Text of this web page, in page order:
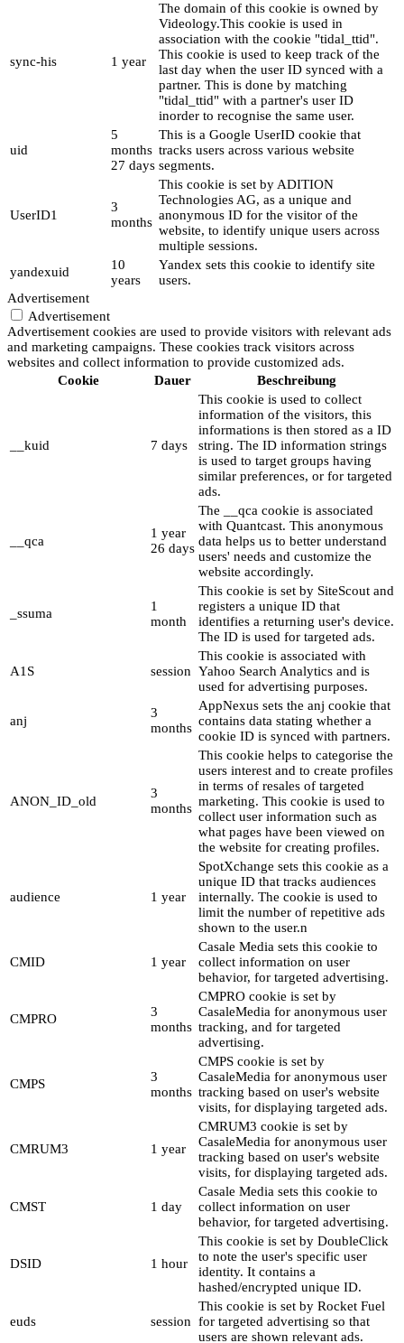
sync-his 1 year
The domain of this cookie is owned by
Videology.This cookie is used in
association with the cookie "tidal_ttid".
This cookie is used to keep track of the
last day when the user ID synced with a
partner. This is done by matching
"tidal_ttid" with a partner's user ID
inorder to recognise the same user.
uid
5
months
27 days
This is a Google UserID cookie that
tracks users across various website
segments.
UserID1
3
months
This cookie is set by ADITION
Technologies AG, as a unique and
anonymous ID for the visitor of the
website, to identify unique users across
multiple sessions.
yandexuid
10
years
Yandex sets this cookie to identify site
users.
Advertisement
Advertisement
Advertisement cookies are used to provide visitors with relevant ads
and marketing campaigns. These cookies track visitors across
websites and collect information to provide customized ads.
Cookie
Dauer Beschreibung
__kuid 7 days
This cookie is used to collect
information of the visitors, this
informations is then stored as a ID
string. The ID information strings
is used to target groups having
similar preferences, or for targeted
ads.
__qca
1 year
26 days
The __qca cookie is associated
with Quantcast. This anonymous
data helps us to better understand
users' needs and customize the
website accordingly.
_ssuma
1
month
This cookie is set by SiteScout and
registers a unique ID that
identifies a returning user's device.
The ID is used for targeted ads.
A1S session
This cookie is associated with
Yahoo Search Analytics and is
used for advertising purposes.
anj
3
months
AppNexus sets the anj cookie that
contains data stating whether a
cookie ID is synced with partners.
ANON_ID_old
3
months
This cookie helps to categorise the
users interest and to create profiles
in terms of resales of targeted
marketing. This cookie is used to
collect user information such as
what pages have been viewed on
the website for creating profiles.
audience 1 year
SpotXchange sets this cookie as a
unique ID that tracks audiences
internally. The cookie is used to
limit the number of repetitive ads
shown to the user.n
CMID 1 year
Casale Media sets this cookie to
collect information on user
behavior, for targeted advertising.
CMPRO
3
months
CMPRO cookie is set by
CasaleMedia for anonymous user
tracking, and for targeted
advertising.
CMPS
3
months
CMPS cookie is set by
CasaleMedia for anonymous user
tracking based on user's website
visits, for displaying targeted ads.
CMRUM3 1 year
CMRUM3 cookie is set by
CasaleMedia for anonymous user
tracking based on user's website
visits, for displaying targeted ads.
CMST 1 day
Casale Media sets this cookie to
collect information on user
behavior, for targeted advertising.
DSID 1 hour
This cookie is set by DoubleClick
to note the user's specific user
identity. It contains a
hashed/encrypted unique ID.
euds session
This cookie is set by Rocket Fuel
for targeted advertising so that
users are shown relevant ads.